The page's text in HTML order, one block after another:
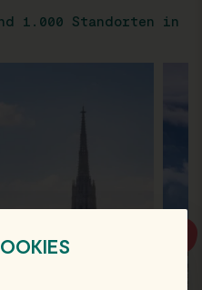
1.000 Standorten in